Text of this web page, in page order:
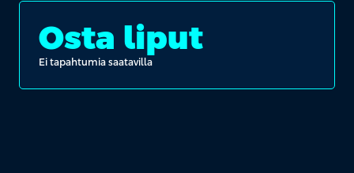
Osta liput
Ei tapahtumia saatavilla